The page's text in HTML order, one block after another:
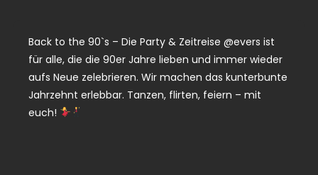
Back to the 90`s – Die Party & Zeitreise @evers ist
für alle, die die 90er Jahre lieben und immer wieder
aufs Neue zelebrieren. Wir machen das kunterbunte
Jahrzehnt erlebbar. Tanzen, flirten, feiern – mit
euch!